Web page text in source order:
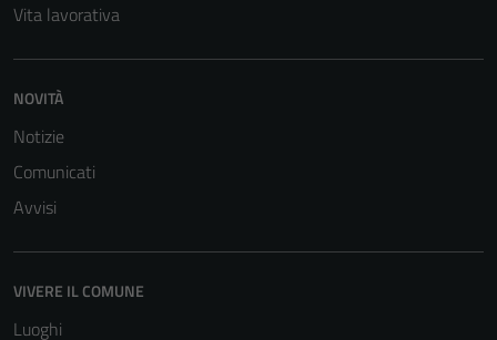
Vita lavorativa
NOVITÀ
Notizie
Comunicati
Avvisi
VIVERE IL COMUNE
Luoghi